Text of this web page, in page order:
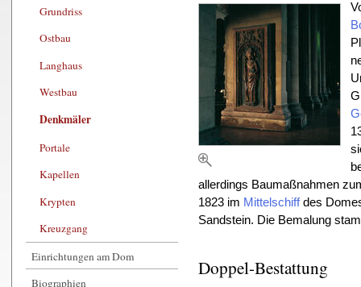
Grundriss
Ostbau
Langhaus
Westbau
Denkmäler
Portale
Kapellen
Krypten
Kreuzgang
Einrichtungen am Dom
Biographien
allerdings Baumaßnahmen
1823 im Mittelschiffdes
Sandstein. Die Bemalung
Doppel-Bestattung